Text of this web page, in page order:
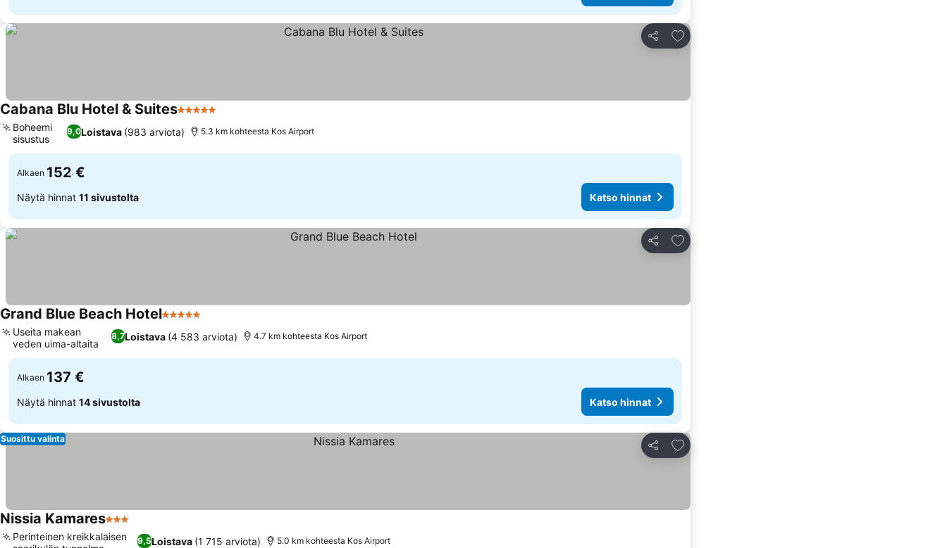
Jaa
Lisää suosikkeihin
Cabana Blu Hotel & Suites5 Tähtiluokitus
9,0Loistava (983 arviota)
Boheemi
sisustus
5.3 km kohteesta Kos Airport
Alkaen 152 €
Näytä hinnat 11 sivustolta Katso hinnat
Jaa
Lisää suosikkeihin
Grand Blue Beach Hotel5 Tähtiluokitus
8,7Loistava (4 583 arviota)
Useita makean
veden uima-altaita
4.7 km kohteesta Kos Airport
Alkaen 137 €
Näytä hinnat 14 sivustolta Katso hinnat
Jaa
Lisää suosikkeihin
Suosittu valinta
Nissia Kamares3 Tähtiluokitus
9,5Loistava (1 715 arviota)
Perinteinen kreikkalaisen
5.0 km kohteesta Kos Airport